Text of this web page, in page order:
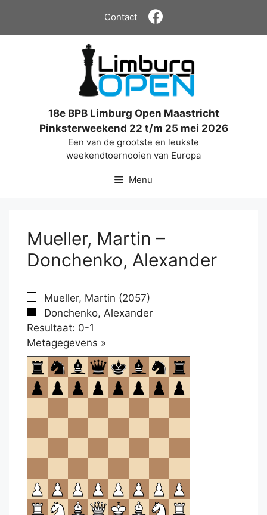
de
Contact
18e BPB Limburg Open Maastricht
Pinksterweekend 22 t/m 25 mei 2026
Een van de grootste en leukste
weekendtoernooien van Europa
Menu
Mueller, Martin –
Donchenko, Alexander
Mueller, Martin (2057)
Donchenko, Alexander
Resultaat: 0-1
Metagegevens »
om
te
openen.